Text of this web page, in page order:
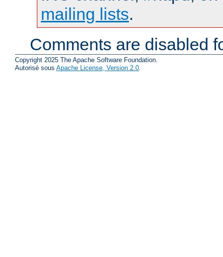
mailing lists.
Comments are disabled
Copyright 2025 The Apache Software Foundation.
Autorisé sous Apache License, Version 2.0.